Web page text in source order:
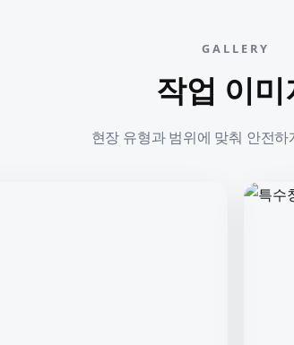
GALLERY
작업 이미
현장 유형과 범위에 맞춰 안전